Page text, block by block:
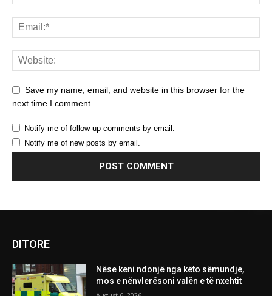
Save my name, email, and website in this browser for the
next time I comment.
Notify me of follow-up comments by email.
Notify me of new posts by email.
DITORE
Nëse keni ndonjë nga këto sëmundje,
mos e nënvlerësoni valën e të nxehtit